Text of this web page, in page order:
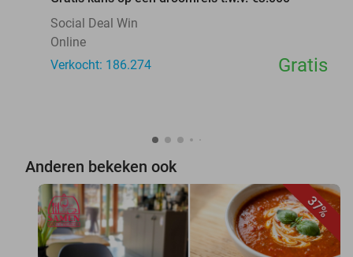
Social Deal Win
Online
Verkocht: 186.274
Gratis
Anderen bekeken ook
37%